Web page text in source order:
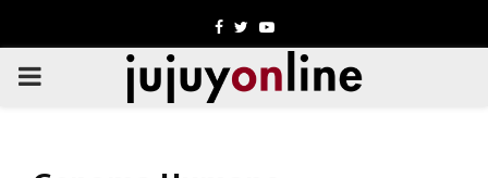
Facebook
TwitterYoutube
PRIMARY